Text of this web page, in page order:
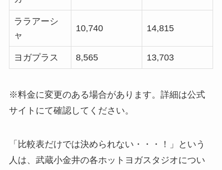
ララアーシ
ャ
10,740 14,815
ヨガプラス 8,565 13,703
※料金に変更のある場合があります。詳細は公式
サイトにて確認してください。
「比較表だけでは決められない・・・！」という
人は、武蔵小金井の各ホットヨガスタジオについ